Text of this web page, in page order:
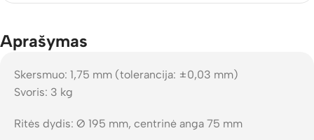
Aprašymas
Skersmuo: 1,75 mm (tolerancija: ±0,03 mm)
Svoris: 3 kg
Ritės dydis: Ø 195 mm, centrinė anga 75 mm